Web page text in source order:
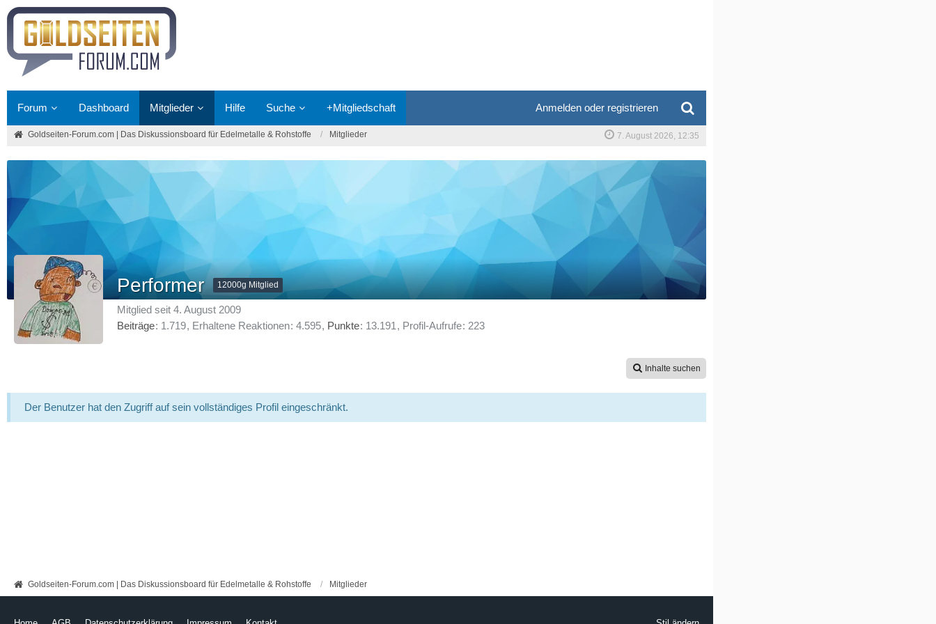
Forum Dashboard Mitglieder Hilfe Suche +Mitgliedschaft Anmelden oder registrieren
Goldseiten-Forum.com | Das Diskussionsboard für Edelmetalle & Rohstoffe Mitglieder
Goldseiten-Forum.com | Das Diskussionsboard für Edelmetalle & Rohstoffe Mitglieder 7. August 2026, 12:35
Performer 12000g Mitglied
Mitglied seit 4. August 2009
Beiträge 1.719 Erhaltene Reaktionen 4.595 Punkte 13.191 Profil-Aufrufe 223
Inhalte suchen
Der Benutzer hat den Zugriff auf sein vollständiges Profil eingeschränkt.